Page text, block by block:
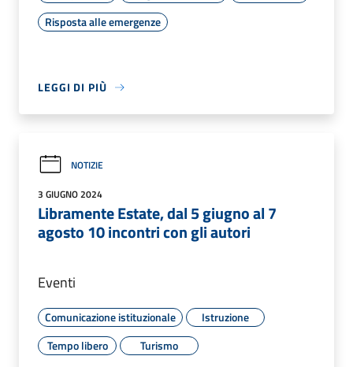
Risposta alle emergenze
LEGGI DI PIÙ
NOTIZIE
3 GIUGNO 2024
Libramente Estate, dal 5 giugno al 7
agosto 10 incontri con gli autori
Eventi
Comunicazione istituzionale
Istruzione
Tempo libero
Turismo